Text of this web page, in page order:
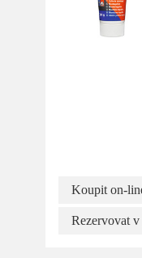
Koupit on-
Rezervovat